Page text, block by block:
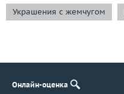
Украшения с жемчугом
Онлайн-оценка